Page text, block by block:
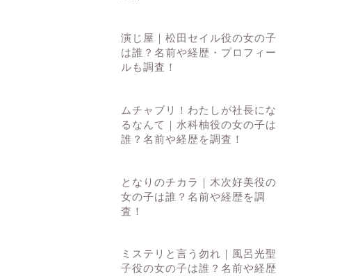
演じ屋｜松田セイル役の女の子
は誰？名前や経歴・プロフィー
ルも調査！
ムチャブリ！わたしが社長にな
るなんて｜水科柚役の女の子は
誰？名前や経歴を調査！
となりのチカラ｜木次好美役の
女の子は誰？名前や経歴を調
査！
ミステリと言う勿れ｜風呂光聖
子役の女の子は誰？名前や経歴